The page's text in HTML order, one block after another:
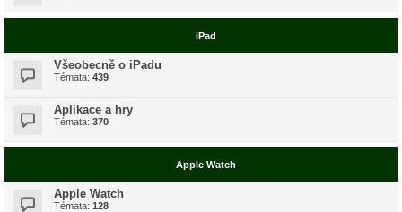
iPad
Všeobecně o iPadu
Témata: 439
Aplikace a hry
Témata: 370
Apple Watch
Apple Watch
Témata: 128